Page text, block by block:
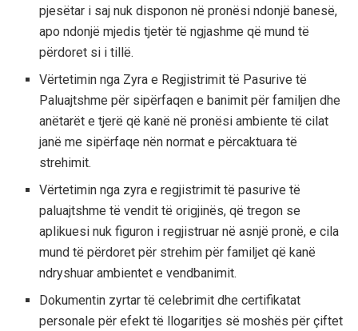
pjesëtar i saj nuk disponon në pronësi ndonjë banesë,
apo ndonjë mjedis tjetër të ngjashme që mund të
përdoret si i tillë.
Vërtetimin nga Zyra e Regjistrimit të Pasurive të
Paluajtshme për sipërfaqen e banimit për familjen dhe
anëtarët e tjerë që kanë në pronësi ambiente të cilat
janë me sipërfaqe nën normat e përcaktuara të
strehimit.
Vërtetimin nga zyra e regjistrimit të pasurive të
paluajtshme të vendit të origjinës, që tregon se
aplikuesi nuk figuron i regjistruar në asnjë pronë, e cila
mund të përdoret për strehim për familjet që kanë
ndryshuar ambientet e vendbanimit.
Dokumentin zyrtar të celebrimit dhe certifikatat
personale për efekt të llogaritjes së moshës për çiftet